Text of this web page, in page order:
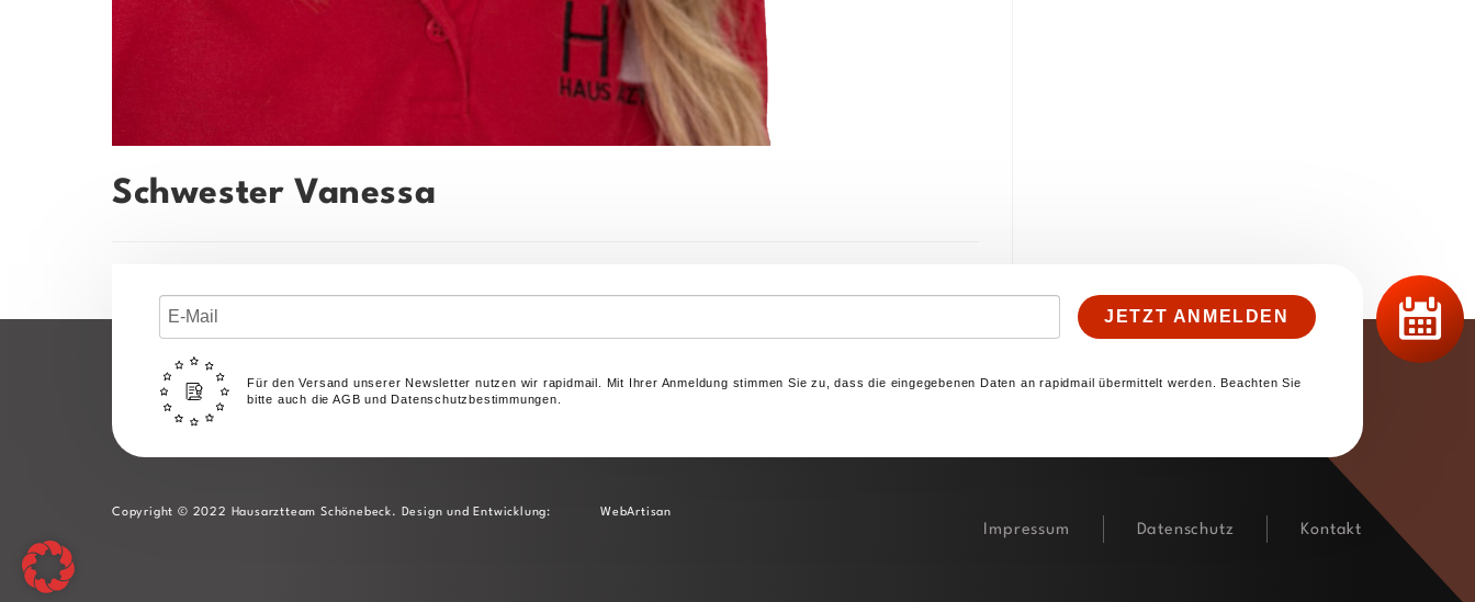
Schwester Vanessa
JETZT ANMELDEN
Für den Versand unserer Newsletter nutzen wir rapidmail. Mit Ihrer Anmeldung stimmen Sie zu, dass die eingegebenen Daten an rapidmail übermittelt werden. Beachten Sie
bitte auch die AGB und Datenschutzbestimmungen.
Impressum Datenschutz Kontakt
Copyright © 2022 Hausarztteam Schönebeck. Design und Entwicklung: WebArtisan